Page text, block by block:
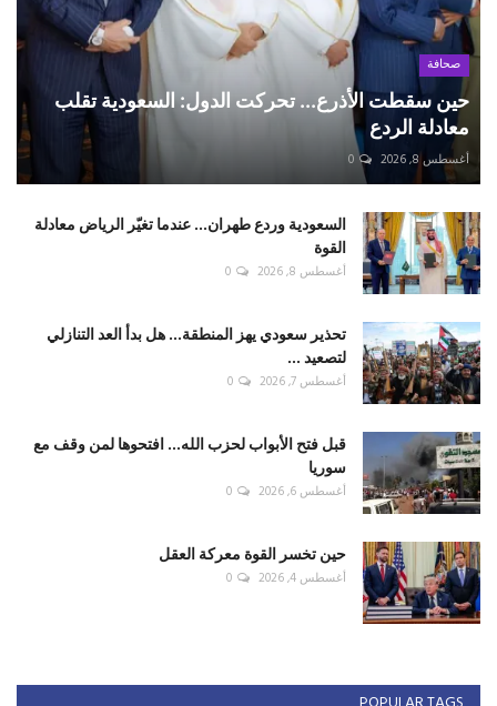
صحافة
حين سقطت الأذرع... تحركت الدول: السعودية تقلب
معادلة الردع
أغسطس 8, 2026 0
السعودية وردع طهران... عندما تغيّر الرياض معادلة
القوة
أغسطس 8, 2026 0
تحذير سعودي يهز المنطقة... هل بدأ العد التنازلي
لتصعيد ...
أغسطس 7, 2026 0
قبل فتح الأبواب لحزب الله... افتحوها لمن وقف مع
سوريا
أغسطس 6, 2026 0
حين تخسر القوة معركة العقل
أغسطس 4, 2026 0